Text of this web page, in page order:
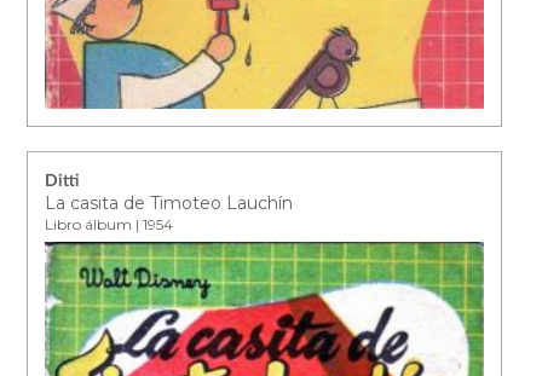
Ditti
La casita de Timoteo Lauchín
Libro álbum | 1954